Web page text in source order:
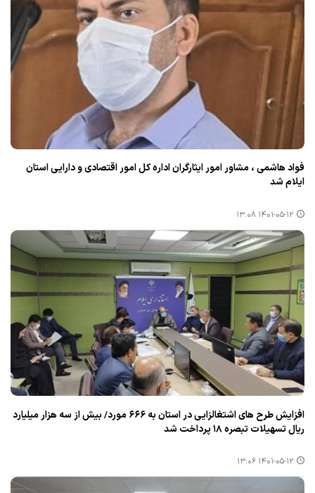
فواد هاشمی ، مشاور امور ایثارگران اداره كل امور اقتصادی و دارایی استان
ایلام شد
۱۴۰۱-۰۵-۱۲ ۱۳:۰۸
افزایش طرح های اشتغالزایی در استان به ۶۶۶ مورد/ بیش از سه هزار میلیارد
ریال تسهیلات تبصره ۱۸ پرداخت شد
۱۴۰۱-۰۵-۱۲ ۱۳:۰۶